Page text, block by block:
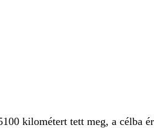
kilométert tett meg, a célba